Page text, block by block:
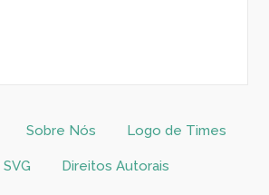
Sobre Nós Logo de Times
Direitos Autorais